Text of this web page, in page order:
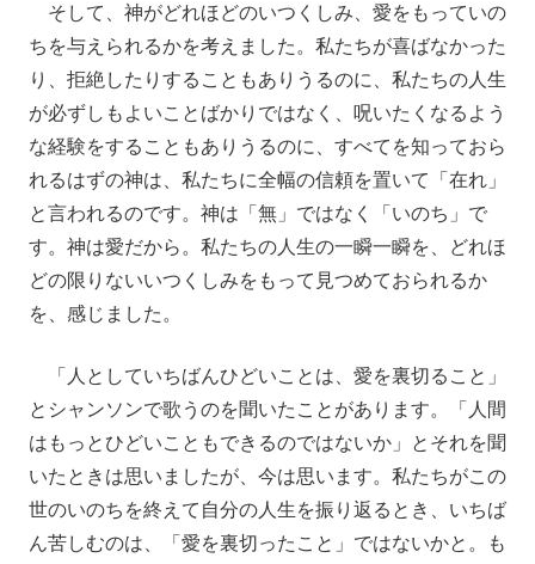
そして、神がどれほどのいつくしみ、愛をもっていの
ちを与えられるかを考えました。私たちが喜ばなかった
り、拒絶したりすることもありうるのに、私たちの人生
が必ずしもよいことばかりではなく、呪いたくなるよう
な経験をすることもありうるのに、すべてを知っておら
れるはずの神は、私たちに全幅の信頼を置いて「在れ」
と言われるのです。神は「無」ではなく「いのち」で
す。神は愛だから。私たちの人生の一瞬一瞬を、どれほ
どの限りないいつくしみをもって見つめておられるか
を、感じました。
「人としていちばんひどいことは、愛を裏切ること」
とシャンソンで歌うのを聞いたことがあります。「人間
はもっとひどいこともできるのではないか」とそれを聞
いたときは思いましたが、今は思います。私たちがこの
世のいのちを終えて自分の人生を振り返るとき、いちば
ん苦しむのは、「愛を裏切ったこと」ではないかと。も